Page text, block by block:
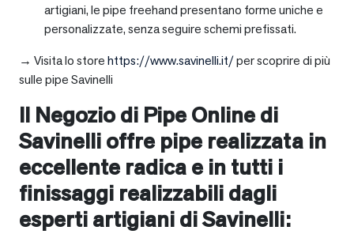
artigiani, le pipe freehand presentano forme uniche e
personalizzate, senza seguire schemi prefissati.
→ Visita lo storehttps://www.savinelli.it/per scoprire di più
sulle pipe Savinelli
Il Negozio di Pipe Online di
Savinelli offre pipe realizzata in
eccellente radica e in tutti i
finissaggi realizzabili dagli
esperti artigiani di Savinelli: